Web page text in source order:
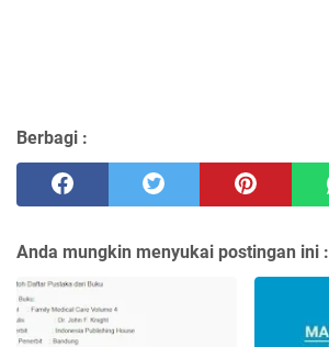
Berbagi :
Anda mungkin menyukai postingan ini :